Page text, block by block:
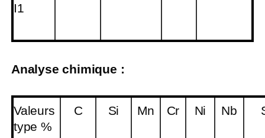
I1
Analyse chimique :
Valeurs
type %
C Si Mn Cr Ni Nb